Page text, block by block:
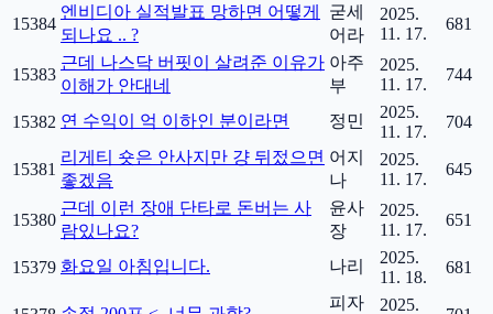
15384
엔비디아 실적발표 망하면 어떻게
되나요 .. ?
굳세
어라
2025.
11. 17.
681
15383
근데 나스닥 버핏이 살려준 이유가
이해가 안대네
아주
부
2025.
11. 17.
744
15382 연 수익이 억 이하인 분이라면 정민
2025.
11. 17.
704
15381
리게티 숏은 안사지만 걍 뒤젔으면
좋겠음
어지
나
2025.
11. 17.
645
15380
근데 이런 장애 단타로 돈버는 사
람있나요?
윤사
장
2025.
11. 17.
651
15379 화요일 아침입니다. 나리
2025.
11. 18.
681
피자
2025.